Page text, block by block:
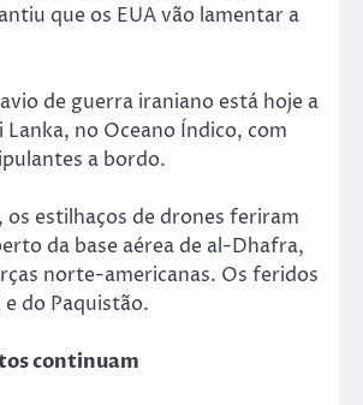
que os EUA vão lamentar a
de guerra iraniano está hoje a
Lanka, no Oceano Índico, com
a bordo.
os estilhaços de drones feriram
da base aérea de al-Dhafra,
norte-americanas. Os feridos
do Paquistão.
continuam